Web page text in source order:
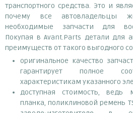
транспортного средства. Это и
почему все автовладельцы
необходимые запчасти для
Покупая в Avant.Parts детали для
преимуществ от такого выгодного
оригинальное качество
гарантирует полное
характеристикам указанного
доступная стоимость, ведь
планка, поликлиновой ремень